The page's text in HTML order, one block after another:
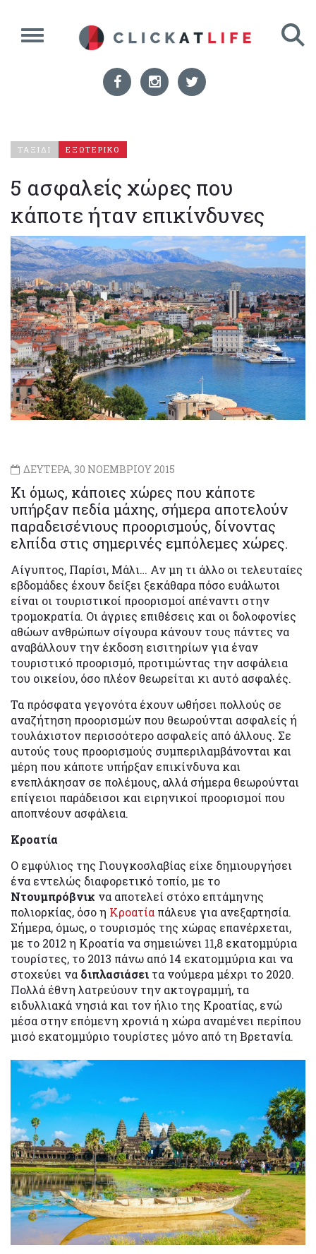
ΤΑΞΙΔΙ ΕΞΩΤΕΡΙΚΟ
5 ασφαλείς χώρες που
κάποτε ήταν επικίνδυνες
ΔΕΥΤΕΡΑ, 30 ΝΟΕΜΒΡΙΟΥ 2015
Κι όμως, κάποιες χώρες που κάποτε
υπήρξαν πεδία μάχης, σήμερα αποτελούν
παραδεισένιους προορισμούς, δίνοντας
ελπίδα στις σημερινές εμπόλεμες χώρες.
Αίγυπτος, Παρίσι, Μάλι… Αν μη τι άλλο οι τελευταίες
εβδομάδες έχουν δείξει ξεκάθαρα πόσο ευάλωτοι
είναι οι τουριστικοί προορισμοί απέναντι στην
τρομοκρατία. Οι άγριες επιθέσεις και οι δολοφονίες
αθώων ανθρώπων σίγουρα κάνουν τους πάντες να
αναβάλλουν την έκδοση εισιτηρίων για έναν
τουριστικό προορισμό, προτιμώντας την ασφάλεια
του οικείου, όσο πλέον θεωρείται κι αυτό ασφαλές.
Τα πρόσφατα γεγονότα έχουν ωθήσει πολλούς σε
αναζήτηση προορισμών που θεωρούνται ασφαλείς ή
τουλάχιστον περισσότερο ασφαλείς από άλλους. Σε
αυτούς τους προορισμούς συμπεριλαμβάνονται και
μέρη που κάποτε υπήρξαν επικίνδυνα και
ενεπλάκησαν σε πολέμους, αλλά σήμερα θεωρούνται
επίγειοι παράδεισοι και ειρηνικοί προορισμοί που
αποπνέουν ασφάλεια.
Κροατία
Ο εμφύλιος της Γιουγκοσλαβίας είχε δημιουργήσει
ένα εντελώς διαφορετικό τοπίο, με το
Ντουμπρόβνικ να αποτελεί στόχο επτάμηνης
πολιορκίας, όσο η Κροατία πάλευε για ανεξαρτησία.
Σήμερα, όμως, ο τουρισμός της χώρας επανέρχεται,
με το 2012 η Κροατία να σημειώνει 11,8 εκατομμύρια
τουρίστες, το 2013 πάνω από 14 εκατομμύρια και να
στοχεύει να διπλασιάσει τα νούμερα μέχρι το 2020.
Πολλά έθνη λατρεύουν την ακτογραμμή, τα
ειδυλλιακά νησιά και τον ήλιο της Κροατίας, ενώ
μέσα στην επόμενη χρονιά η χώρα αναμένει περίπου
μισό εκατομμύριο τουρίστες μόνο από τη Βρετανία.